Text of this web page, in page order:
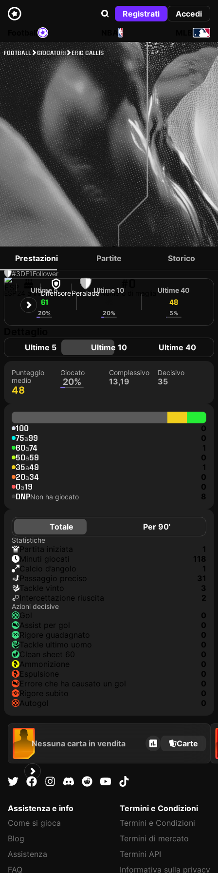
Registrati
Accedi
NBA
FOOTBALL GIOCATORI ERIC CALLÍS
ERIC CALLÍS
#3DF1Follower
24 anniDifensorePeraladaNumero di maglia
Prestazioni Partite Storico
Ultime 5
61
20%
Ultime 10
20%
Ultime 40
48
5%
Ultime 5 Ultime 10 Ultime 40
Punteggio
medio
48
Giocato
20%
Complessivo
13,19
Decisivo
35
100 0
75a99 0
60a74 1
50a59 0
35a49 1
20a34 0
0a19 0
DNPNon ha giocato 8
Totale Per 90'
Statistiche
Partita iniziata
1
Minuti giocati
118
Calcio d’angolo
1
Passaggio preciso
31
Tackle vinto
3
Intercettazione riuscita
2
Azioni decisive
Gol
0
Assist per gol
0
Rigore guadagnato
0
Tackle ultimo uomo
0
clean sheet 60
0
Ammonizione
0
Espulsione
0
Errore che ha causato un gol
0
Rigore subito
0
Autogol
0
Nessuna carta in vendita Carte
Assistenza e info
Come si gioca
Blog
Assistenza
FAQ
Termini e Condizioni
Termini e Condizioni
Termini di mercato
Termini API
Informativa sulla privacy